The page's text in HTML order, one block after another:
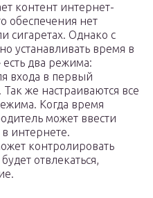
контент интернет-
обеспечения нет
сигаретах. Однако с
устанавливать время в
два режима:
входа в первый
же настраиваются все
Когда время
может ввести
интернете.
контролировать
отвлекаться,